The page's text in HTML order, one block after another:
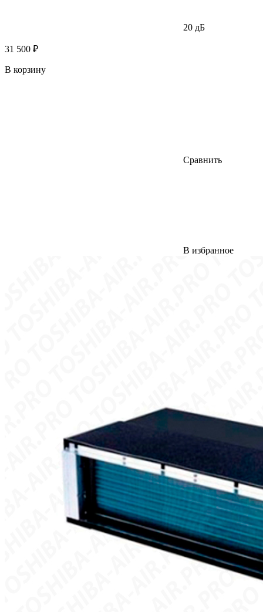
20 дБ
31 500 ₽
В корзину
Сравнить
В избранное